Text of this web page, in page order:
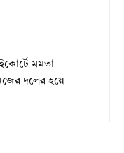
মমতা
দলের হয়ে